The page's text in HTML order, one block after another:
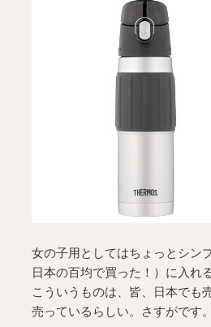
女の子用としてはちょっとシン
日本の百均で買った！）に入れ
こういうものは、皆、日本でも
売っているらしい。さすがです。